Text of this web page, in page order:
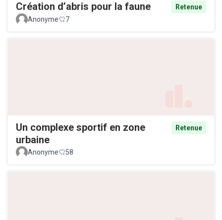
Création d’abris pour la faune
Retenue
Anonyme
7
Un complexe sportif en zone
urbaine
Retenue
Anonyme 58